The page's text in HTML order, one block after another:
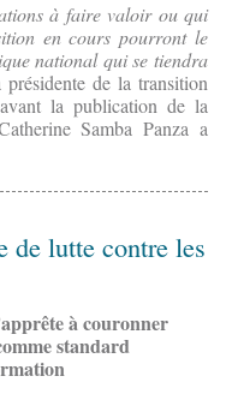
à faire valoir ou qui
en cours pourront le
national qui se tiendra
présidente de la transition
la publication de la
Samba Panza a
de lutte contre les
à couronner
standard